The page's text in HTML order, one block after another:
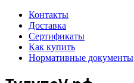
Контакты
Доставка
Сертификаты
Как купить
Нормативные документы